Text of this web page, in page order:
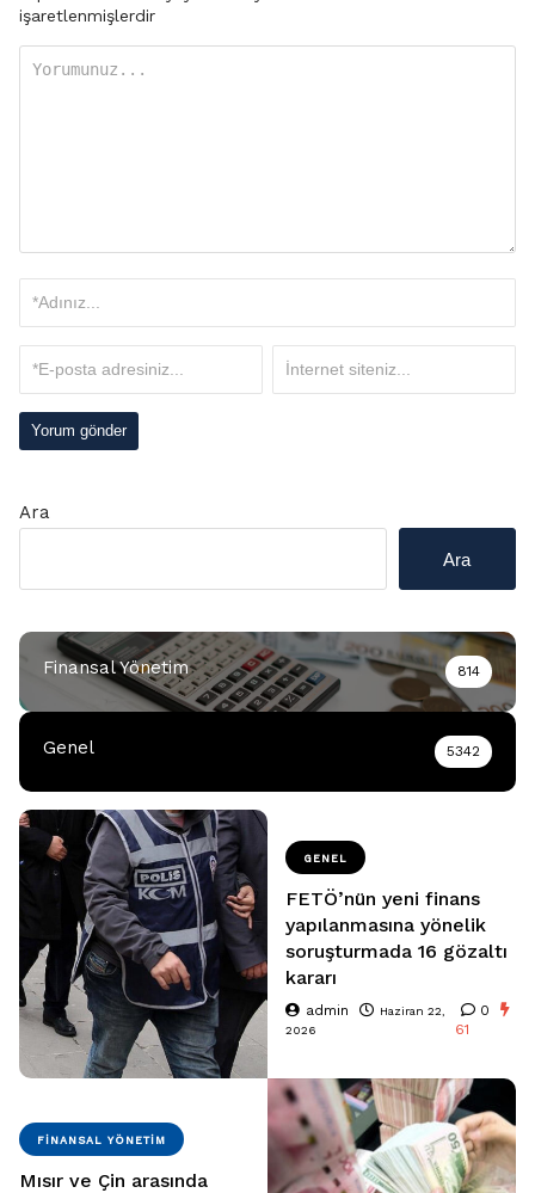
işaretlenmişlerdir
Ara
Ara
Finansal Yönetim 814
Genel 5342
GENEL
FETÖ’nün yeni finans
yapılanmasına yönelik
soruşturmada 16 gözaltı
kararı
admin
Haziran 22,
2026
0
61
FINANSAL YÖNETIM
Mısır ve Çin arasında